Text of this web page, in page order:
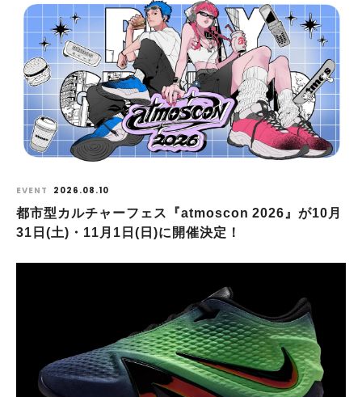
EVENT 2026.08.10
都市型カルチャーフェス『atmoscon 2026』が10月
31日(土)・11月1日(日)に開催決定！